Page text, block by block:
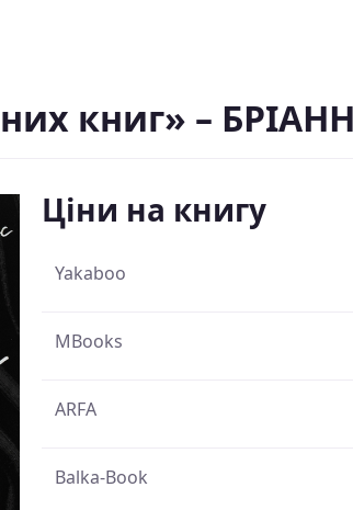
книг» –
Ціни на книгу
Yakaboo
MBooks
ARFA
Balka-Book